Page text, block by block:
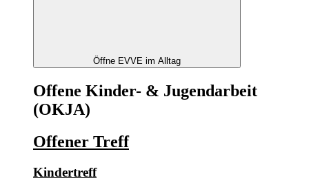
Öffne EVVE im Alltag
Offene Kinder- & Jugendarbeit
(OKJA)
Offener Treff
Kindertreff